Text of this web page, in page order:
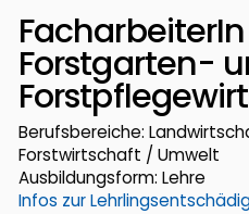
FacharbeiterIn
Forstgarten-
Berufsbereiche:
Forstwirtschaft / Umwelt
Ausbildungsform: Lehre
Infos zur